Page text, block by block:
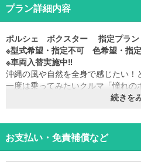
プラン詳細内容
ポルシェ ボクスター 指定プラン
※型式希望・指定不可 色希望・指
※車両入替実施中‼
沖縄の風や自然を全身で感じたい！
一度は乗ってみたいクルマ「憧れの
ターは、非常に人気の高いオープン
級腕時計を身に着けた時のように
も、このクルマ特有の魅力。
晴れ渡る青空の下でルーフを開け、
続きを
お支払い・免責補償など